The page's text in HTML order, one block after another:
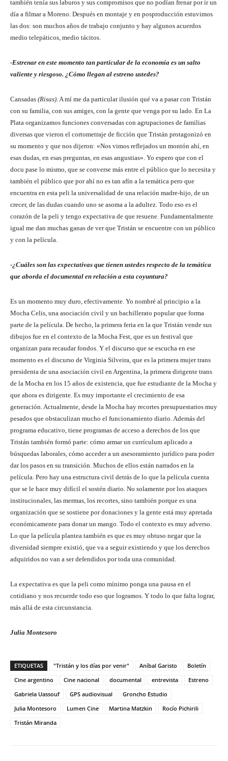
también tenía sus laburos y sus compromisos que no podían frenar por ir un
día a filmar a Moreno. Después en montaje y en posproducción estuvimos
las dos: son muchos años de trabajo conjunto y hay algunos acuerdos
medio telepáticos, medio tácitos.
-Estrenar en este momento tan particular de la economía es un salto
valiente y riesgoso. ¿Cómo llegan al estreno ustedes?
Cansadas (Risas) . A mí me da particular ilusión qué va a pasar con Tristán
con su familia, con sus amiges, con la gente que venga por su lado. En La
Plata organizamos funciones conversadas con agrupaciones de familias
diversas que vieron el cortometraje de ficción que Tristán protagonizó en
su momento y que nos dijeron: «Nos vimos reflejados un montón ahí, en
esas dudas, en esas preguntas, en esas angustias». Yo espero que con el
docu pase lo mismo, que se converse más entre el público que lo necesita y
también el público que por ahí no es tan afín a la temática pero que
encuentra en esta peli la universalidad de una relación madre-hijo, de un
crecer, de las dudas cuando uno se asoma a la adultez. Todo eso es el
corazón de la peli y tengo expectativa de que resuene. Fundamentalmente
igual me dan muchas ganas de ver que Tristán se encuentre con un público
y con la película.
-¿Cuáles son las expectativas que tienen ustedes respecto de la temática
que aborda el documental en relación a esta coyuntura?
Es un momento muy duro, efectivamente. Yo nombré al principio a la
Mocha Celis, una asociación civil y un bachillerato popular que forma
parte de la película. De hecho, la primera feria en la que Tristán vende sus
dibujos fue en el contexto de la Mocha Fest, que es un festival que
organizan para recaudar fondos. Y el discurso que se escucha en ese
momento es el discurso de Virginia Silveira, que es la primera mujer trans
presidenta de una asociación civil en Argentina, la primera dirigente trans
de la Mocha en los 15 años de existencia, que fue estudiante de la Mocha y
que ahora es dirigente. Es muy importante el crecimiento de esa
generación. Actualmente, desde la Mocha hay recortes presupuestarios muy
pesados que obstaculizan mucho el funcionamiento diario. Además del
programa educativo, tiene programas de acceso a derechos de los que
Tristán también formó parte: cómo armar un currículum aplicado a
búsquedas laborales, cómo acceder a un asesoramiento jurídico para poder
dar los pasos en su transición. Muchos de ellos están narrados en la
película. Pero hay una estructura civil detrás de lo que la película cuenta
que se le hace muy difícil el sostén diario. No solamente por los ataques
institucionales, las mermas, los recortes, sino también porque es una
organización que se sostiene por donaciones y la gente está muy apretada
económicamente para donar un mango. Todo el contexto es muy adverso.
Lo que la película plantea también es que es muy obtuso negar que la
diversidad siempre existió, que va a seguir existiendo y que los derechos
adquiridos no van a ser defendidos por toda una comunidad.
La expectativa es que la peli como mínimo ponga una pausa en el
cotidiano y nos recuerde todo eso que logramos. Y todo lo que falta lograr,
más allá de esta circunstancia.
Julia Montesoro
ETIQUETAS "Tristán y los días por venir" Aníbal Garisto
Boletín
Cine argentino
Cine nacional documental entrevista
Estreno
Gabriela Uassouf
GPS audiovisual
Groncho Estudio
Julia Montesoro
Lumen Cine Martina Matzkin
Rocío Pichirili
Tristán Miranda